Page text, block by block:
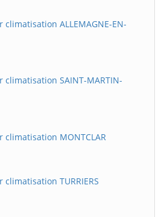
ALLEMAGNE-EN-
SAINT-MARTIN-
MONTCLAR
TURRIERS